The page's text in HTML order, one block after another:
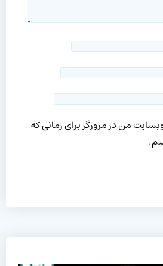
من در مرورگر برای زمانی که